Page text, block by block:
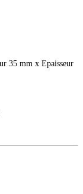
35 mm x Epaisseur